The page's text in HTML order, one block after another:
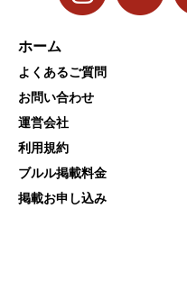
ホーム
よくあるご質問
お問い合わせ
運営会社
利用規約
ブルル掲載料金
掲載お申し込み